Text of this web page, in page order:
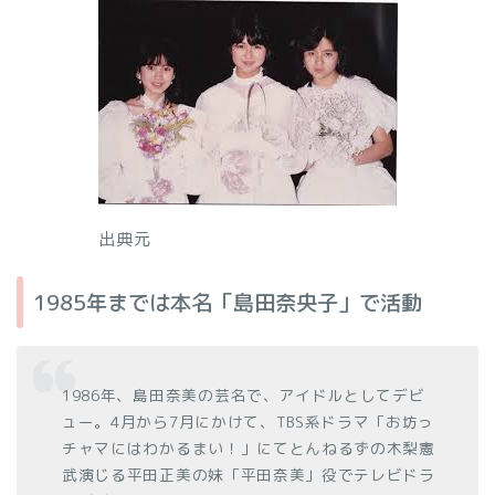
出典元
1985年までは本名「島田奈央子」で活動
1986年、島田奈美の芸名で、アイドルとしてデビ
ュー。4月から7月にかけて、TBS系ドラマ「お坊っ
チャマにはわかるまい！」にてとんねるずの木梨憲
武演じる平田正美の妹「平田奈美」役でテレビドラ